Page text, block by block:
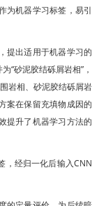
为机器学习标签，易引
提出适用于机器学习的
“砂泥胶结砾屑岩相”，
岩相、砂泥胶结砾屑岩
案在保留充填物成因的
提升了机器学习方法的
，经归一化后输入CNN